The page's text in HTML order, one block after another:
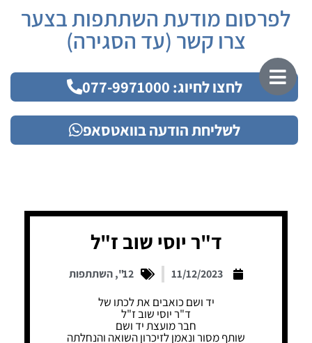
לפרסום מודעת השתתפות בצער
צרו קשר (עד הסגירה)
לחצו לחיוג: 077-9971000
לשליחת הודעה בוואטסאפ
ד"ר יוסי שוב ז"ל
11/12/2023
12"
,השתתפות
יד ושם כואבים את לכתו של
ד"ר יוסי שוב ז"ל
חבר מועצת יד ושם
שותף מסור ונאמן לזיכרון השואה והנחלתה